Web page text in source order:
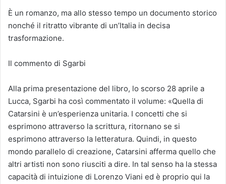
È un romanzo, ma allo stesso tempo un documento storico
nonché il ritratto vibrante di un’Italia in decisa
trasformazione.
Il commento di Sgarbi
Alla prima presentazione del libro, lo scorso 28 aprile a
Lucca, Sgarbi ha così commentato il volume: «Quella di
Catarsini è un’esperienza unitaria. I concetti che si
esprimono attraverso la scrittura, ritornano se si
esprimono attraverso la letteratura. Quindi, in questo
mondo parallelo di creazione, Catarsini afferma quello che
altri artisti non sono riusciti a dire. In tal senso ha la stessa
capacità di intuizione di Lorenzo Viani ed è proprio qui la